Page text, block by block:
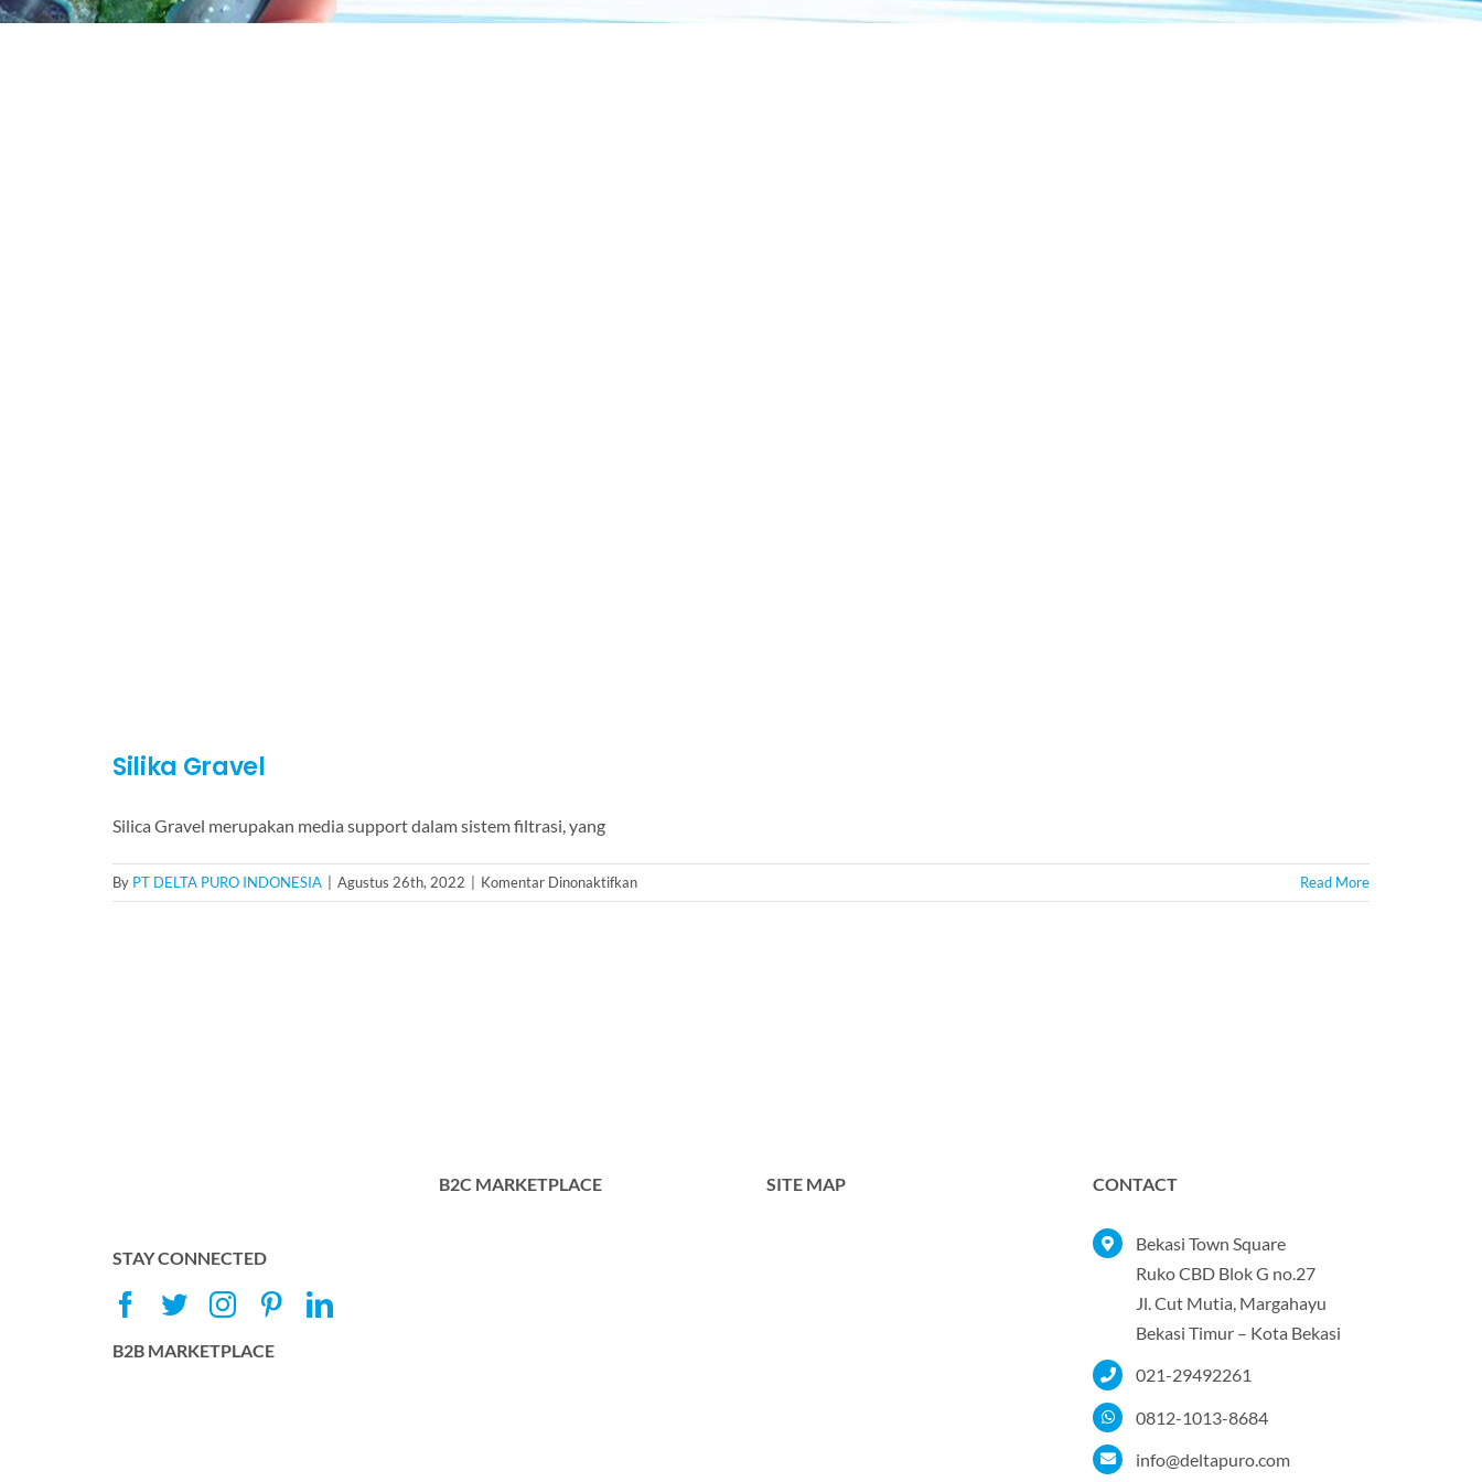
Silika Gravel
Silica Gravel merupakan media support dalam sistem filtrasi, yang
By PT DELTA PURO INDONESIA | Agustus 26th, 2022 | Komentar Dinonaktifkanpada
Silika
Read More
STAY CONNECTED
B2B MARKETPLACE
B2C MARKETPLACE SITE MAP CONTACT
Bekasi Town Square
Ruko CBD Blok G no.27
Jl. Cut Mutia, Margahayu
Bekasi Timur – Kota Bekasi
021-29492261
0812-1013-8684
info@deltapuro.com